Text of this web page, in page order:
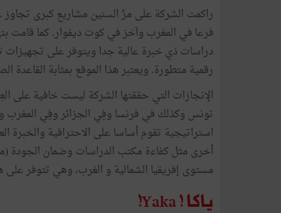
فرعا في المغرب وآخرَ في كوت ديفوار. كما
دراسات ذي خبرة عالية جدا ويتوفر على
رقمية متطورة. ويعتبر هذا الموقع بمثابة القاعدة
الإنجازات التي حققتها الشركة ليست خافية على
تونس وكذلك في فرنسا وفِي الجزائر وفِي المغرب
مستوى إفريقيا الشمالية و الغرب، وهي تتوفر
ياكا ! Yaka!